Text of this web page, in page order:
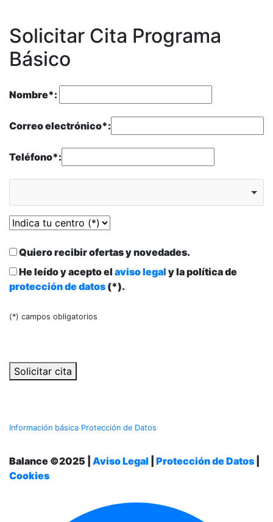
Solicitar Cita Programa
Básico
Nombre*:
Correo electrónico*:
Teléfono*:
Quiero recibir ofertas y novedades.
He leído y acepto el aviso legal y la política de
protección de datos (*).
(*) campos obligatorios
Solicitar cita
Información básica Protección de Datos
Balance ©2025 | Aviso Legal Protección de Datos
Cookies